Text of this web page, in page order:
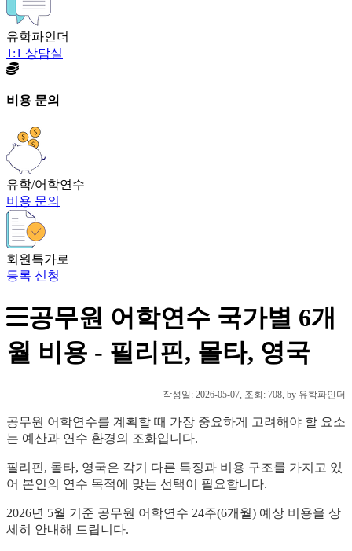
유학파인더
1:1 상담실
비용 문의
유학/어학연수
비용 문의
회원특가로
등록 신청
공무원 어학연수 국가별 6개
월 비용 - 필리핀, 몰타, 영국
작성일: 2026-05-07, 조회: 708, by 유학파인더
공무원 어학연수를 계획할 때 가장 중요하게 고려해야 할 요소
는 예산과 연수 환경의 조화입니다.
필리핀, 몰타, 영국은 각기 다른 특징과 비용 구조를 가지고 있
어 본인의 연수 목적에 맞는 선택이 필요합니다.
2026년 5월 기준 공무원 어학연수 24주(6개월) 예상 비용을 상
세히 안내해 드립니다.